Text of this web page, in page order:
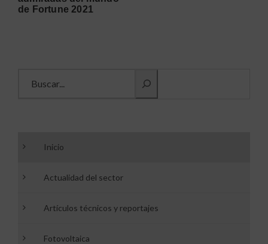
de Fortune 2021
Inicio
Actualidad del sector
Artículos técnicos y reportajes
Fotovoltaica